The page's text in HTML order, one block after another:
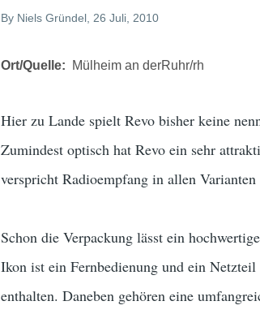
By Niels Gründel , 26 Juli, 2010
Ort/Quelle Mülheim an derRuhr/rh
Hier zu Lande spielt Revo bisher keine
Zumindest optisch hat Revo ein sehr
verspricht Radioempfang in allen
Schon die Verpackung lässt ein
Ikon ist ein Fernbedienung und ein
enthalten. Daneben gehören eine